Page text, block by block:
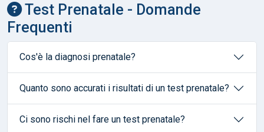
Test Prenatale - Domande
Frequenti
Cos'è la diagnosi prenatale?
Quanto sono accurati i risultati di un test prenatale?
Ci sono rischi nel fare un test prenatale?